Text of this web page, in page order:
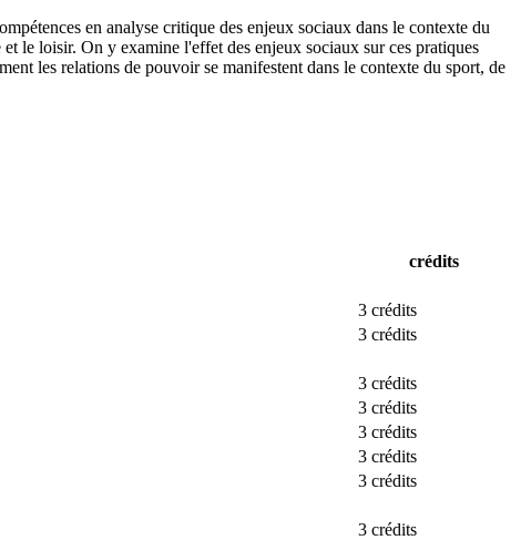
en analyse critique des enjeux sociaux dans le contexte du
le loisir. On y examine l'effet des enjeux sociaux sur ces pratiques
les relations de pouvoir se manifestent dans le contexte du sport, de
crédits
3 crédits
3 crédits
3 crédits
3 crédits
3 crédits
3 crédits
3 crédits
3 crédits